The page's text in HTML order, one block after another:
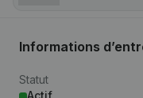
Informations
Statut
Actif